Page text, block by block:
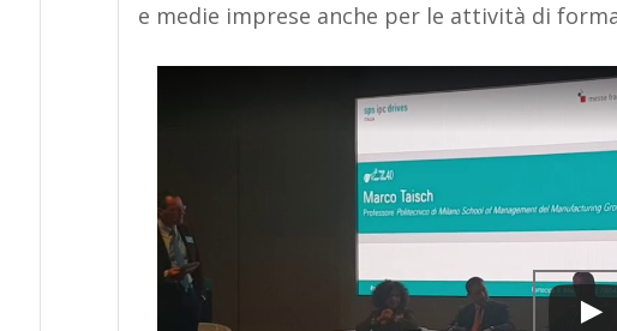
e medie imprese anche per le attività di